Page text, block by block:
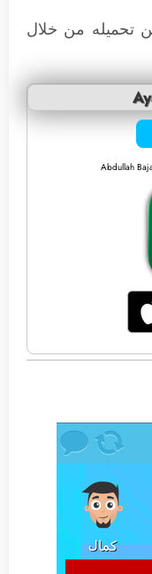
تحميله من خلال
Abdullah